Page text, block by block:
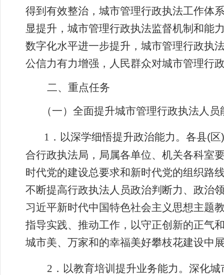
得到有效整治，城市管理行政执法工作体
显提升，城市管理行政执法监督机制和能
数字化水平进一步提升，城市管理行政执
公信力有力增强，人民群众对城市管理行
二、重点任务
（一）全面提升城市管理行政执法人
1 ． 以深学细悟提升政治能力。 各县(区)
合行政执法局， 局属各单位、机关各科室
时代党的建设总要求和新时代党的组织路
不断提高行政执法人员政治判断力、政治
习近平新时代中国特色社会主义思想主题
指导实践、推动工作，以守正创新的正气
城市美、万家和的幸福美好攀枝花建设中
2 ． 以教育培训提升业务能力。深化